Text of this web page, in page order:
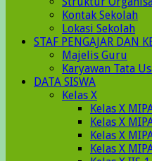
Kontak Sekolah
Lokasi Sekolah
STAF PENGAJAR DAN
Majelis Guru
Karyawan Tata
DATA SISWA
Kelas X
Kelas X
Kelas X
Kelas X
Kelas X